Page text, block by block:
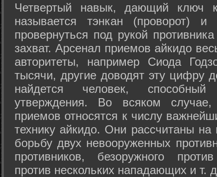
Четвертый навык, дающий ключ
называется тэнкан (проворот)
провернуться под рукой
захват. Арсенал приемов айкидо
авторитеты, например Сиода
тысячи, другие доводят эту цифру
найдется человек,
утверждения. Во всяком
приемов относятся к числу
технику айкидо. Они рассчитаны
борьбу двух невооруженных
противников, безоружного
против нескольких нападающих и т.